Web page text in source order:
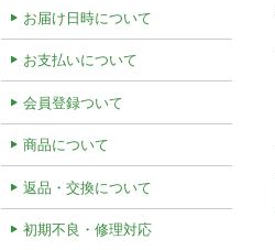
お届け日時について
お支払いについて
会員登録ついて
商品について
返品・交換について
初期不良・修理対応